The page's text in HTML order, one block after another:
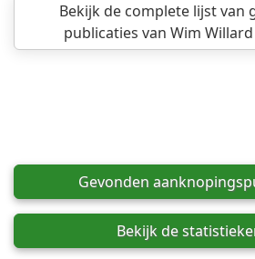
Bekijk de complete lijst van
publicaties van Wim
Gevonden
Bekijk de